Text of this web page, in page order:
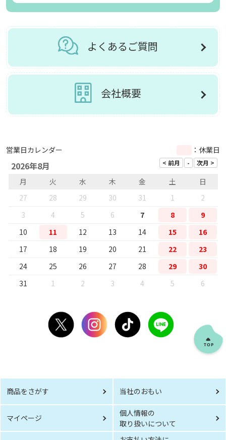
よくあるご質問
会社概要
営業日カレンダー ：休業日
2026年8月
月 火 水 木 金 土
日
27
28 29 30 31 1
2
3
4 5 6 7 8
9
10
11 12 13 14 15
16
17
18 19 20 21 22
23
24
25 26 27 28 29
30
31
1 2 3 4 5 6
商品をさがす 当社のおもい
マイページ
個人情報の
取り扱いについて